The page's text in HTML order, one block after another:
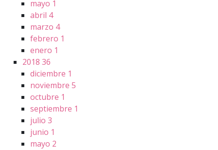
mayo 1
abril 4
marzo 4
febrero 1
enero 1
2018 36
diciembre 1
noviembre 5
octubre 1
septiembre 1
julio 3
junio 1
mayo 2